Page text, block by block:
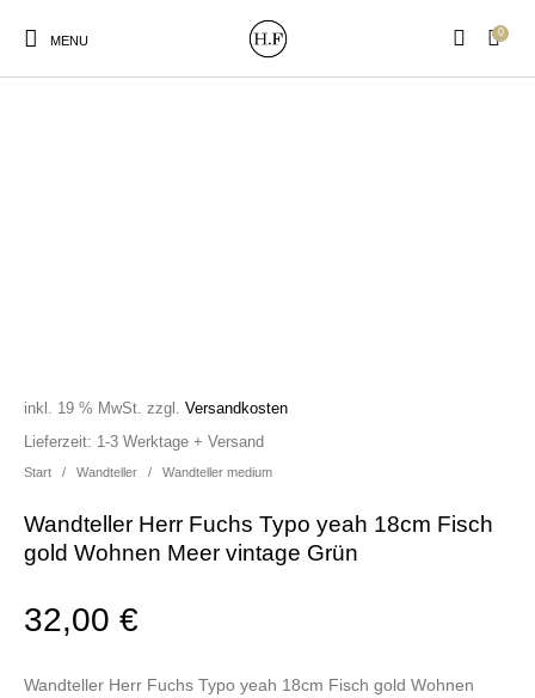
MENU
0
Poster&Notizbücher
für den Kopf
Start / Wandteller / Wandteller medium
Wandteller Herr Fuchs Typo yeah 18cm Fisch
gold Wohnen Meer vintage Grün
32,00€
inkl. 19 % MwSt. zzgl.Versandkosten
Wandteller Herr Fuchs Typo yeah 18cm Fisch gold Wohnen
Lieferzeit: 1-3 Werktage + Versand